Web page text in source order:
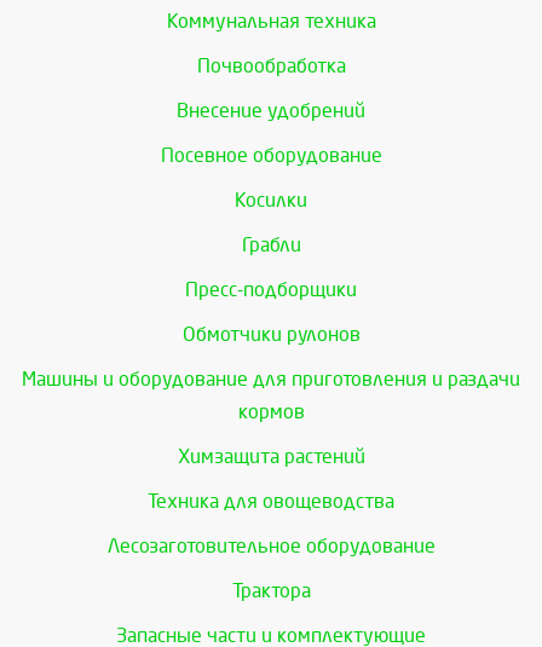
Коммунальная техника
Почвообработка
Внесение удобрений
Посевное оборудование
Косилки
Грабли
Пресс-подборщики
Обмотчики рулонов
Машины и оборудование для приготовления и раздачи
кормов
Химзащита растений
Техника для овощеводства
Лесозаготовительное оборудование
Трактора
Запасные части и комплектующие